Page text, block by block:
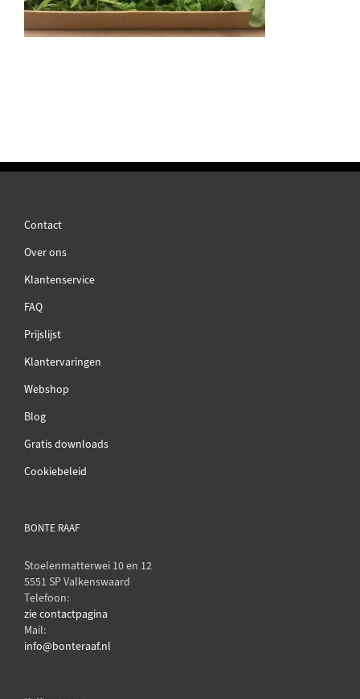
Contact
Over ons
Klantenservice
FAQ
Prijslijst
Klantervaringen
Webshop
Blog
Gratis downloads
Cookiebeleid
BONTE RAAF
Stoelenmatterwei 10 en 12
5551 SP Valkenswaard
Telefoon:
zie contactpagina
Mail:
info@bonteraaf.nl